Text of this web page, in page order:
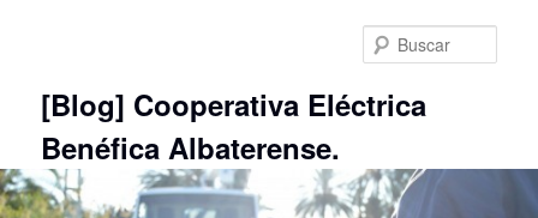
[Blog] Cooperativa Eléctrica
Benéfica Albaterense.